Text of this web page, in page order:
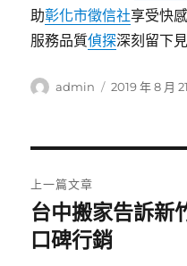
助彰化市徵信社享受快
服務品質偵探深刻留下
作
admin
發
2019 年 8 月
章
導
上一篇文章
上
一
台中搬家告訴新
口碑行銷